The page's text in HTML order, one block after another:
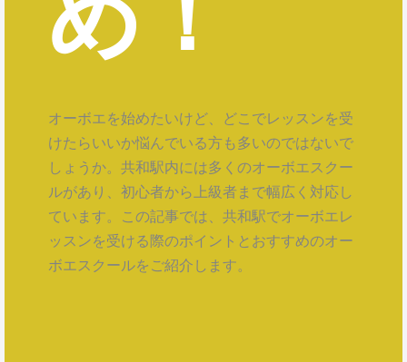
オーボエを始めたいけど、どこでレッスンを受
けたらいいか悩んでいる方も多いのではないで
しょうか。共和駅内には多くのオーボエスクー
ルがあり、初心者から上級者まで幅広く対応し
ています。この記事では、共和駅でオーボエレ
ッスンを受ける際のポイントとおすすめのオー
ボエスクールをご紹介します。